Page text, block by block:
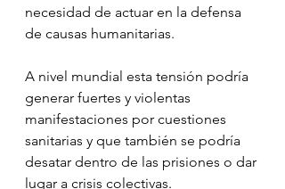
necesidad de actuar en la defensa
de causas humanitarias.
A nivel mundial esta tensión podría
generar fuertes y violentas
manifestaciones por cuestiones
sanitarias y que también se podría
desatar dentro de las prisiones o dar
lugar a crisis colectivas.